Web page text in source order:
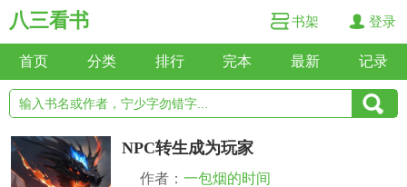
八三看书 书架 登录
首页 分类 排行 完本 最新 记录
NPC转生成为玩家
作者： 一包烟的时间